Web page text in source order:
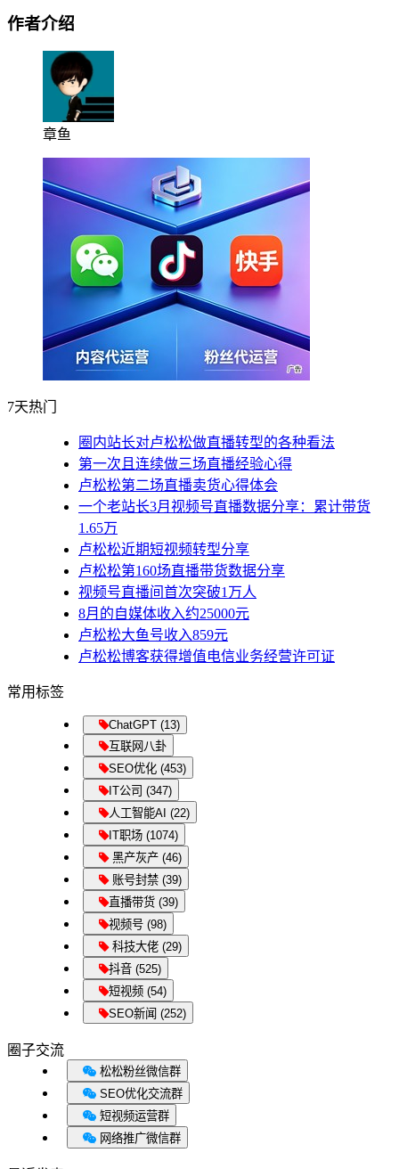
作者介绍
章鱼
7天热门
圈内站长对卢松松做直播转型的各种看法
第一次且连续做三场直播经验心得
卢松松第二场直播卖货心得体会
一个老站长3月视频号直播数据分享：累计带货
1.65万
卢松松近期短视频转型分享
卢松松第160场直播带货数据分享
视频号直播间首次突破1万人
8月的自媒体收入约25000元
卢松松大鱼号收入859元
卢松松博客获得增值电信业务经营许可证
常用标签
ChatGPT (13)
互联网八卦
SEO优化 (453)
IT公司 (347)
人工智能AI (22)
IT职场 (1074)
黑产灰产 (46)
账号封禁 (39)
直播带货 (39)
视频号 (98)
科技大佬 (29)
抖音 (525)
短视频 (54)
SEO新闻 (252)
圈子交流
松松粉丝微信群
SEO优化交流群
短视频运营群
网络推广微信群